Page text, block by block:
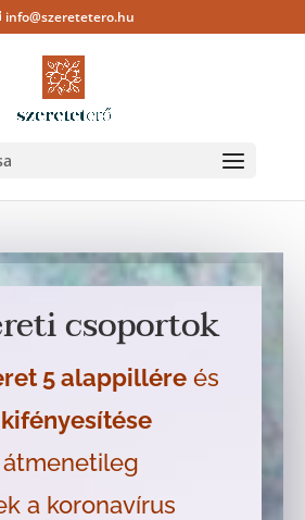
info@szeretetero.hu
csoportok
5 alappillére és
a koronavírus